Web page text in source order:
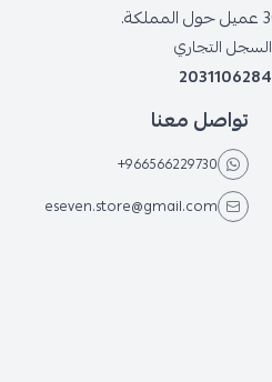
السجل التجاري
2031106284
تواصل معنا
+966566229730
eseven.store@gmail.com